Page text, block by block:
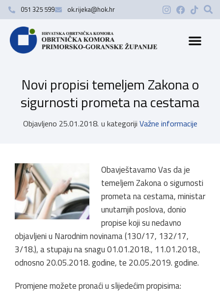
051 325 599 ok.rijeka@hok.hr
Novi propisi temeljem Zakona o
sigurnosti prometa na cestama
Objavljeno 25.01.2018. u kategoriji Važne informacije
Obavještavamo Vas da je
temeljem Zakona o sigurnosti
prometa na cestama, ministar
unutarnjih poslova, donio
propise koji su nedavno
objavljeni u Narodnim novinama (130/17, 132/17,
3/18.), a stupaju na snagu 01.01.2018., 11.01.2018.,
odnosno 20.05.2018. godine, te 20.05.2019. godine.
Promjene možete pronaći u slijedećim propisima: